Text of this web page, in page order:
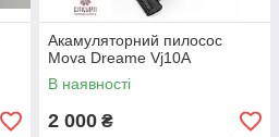
Акамуляторний пилосос
Mova Dreame Vj10A
В наявності
2 000 ₴